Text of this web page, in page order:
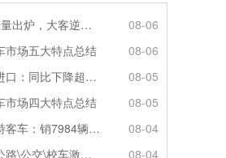
2925辆！宇通7月销量出炉，大客逆势走强筑牢基本盘
08-06
市场五大特点总结
08-06
2026年上半年客车进口：同比下降超4成，轻客主体地位凸显
08-05
市场四大特点总结
08-05
2026年上半年考斯特客车：销7984辆 6米领涨领跑 电动化提速
08-04
鏖战2026上半年！公路\公交\校车激烈角逐，谁问鼎赛道赢家?
08-04